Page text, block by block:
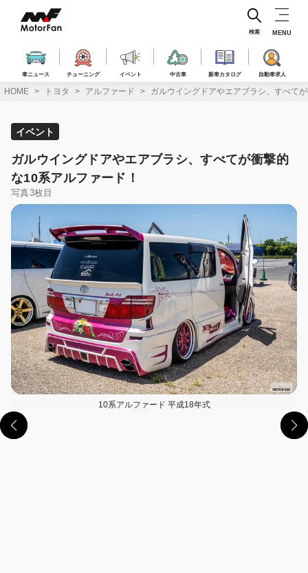
ス
車ニュース チューニング イベント 中古車 新車カタログ 自動車求人
検索 MENU
HOME トヨタ アルファード ガルウイングドアやエアブラシ、すべて
イベント
ガルウイングドアやエアブラシ、すべてが衝撃的
な10系アルファード！
写真3枚目
10系アルファード 平成18年式